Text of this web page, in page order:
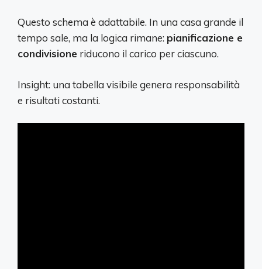
Questo schema è adattabile. In una casa grande il
tempo sale, ma la logica rimane: pianificazione e
condivisione riducono il carico per ciascuno.
Insight: una tabella visibile genera responsabilità
e risultati costanti.